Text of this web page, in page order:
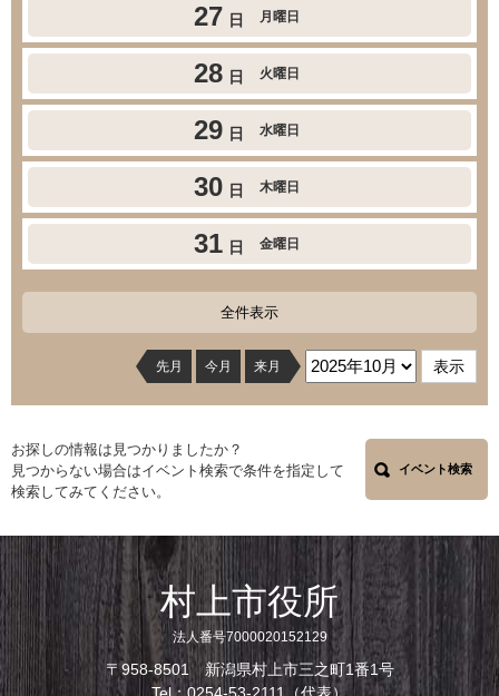
27 日 月曜日
28 日 火曜日
29 日 水曜日
30 日 木曜日
31 日 金曜日
全件表示
先月 今月 来月
お探しの情報は見つかりましたか？
見つからない場合はイベント検索で条件を指定して
検索してみてください。
イベント検索
村上市役所
法人番号7000020152129
〒958-8501 新潟県村上市三之町1番1号